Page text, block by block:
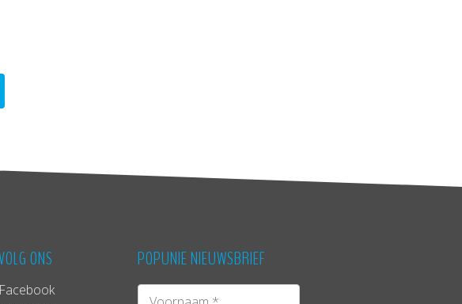
ONS
Facebook
POPUNIE NIEUWSBRIEF